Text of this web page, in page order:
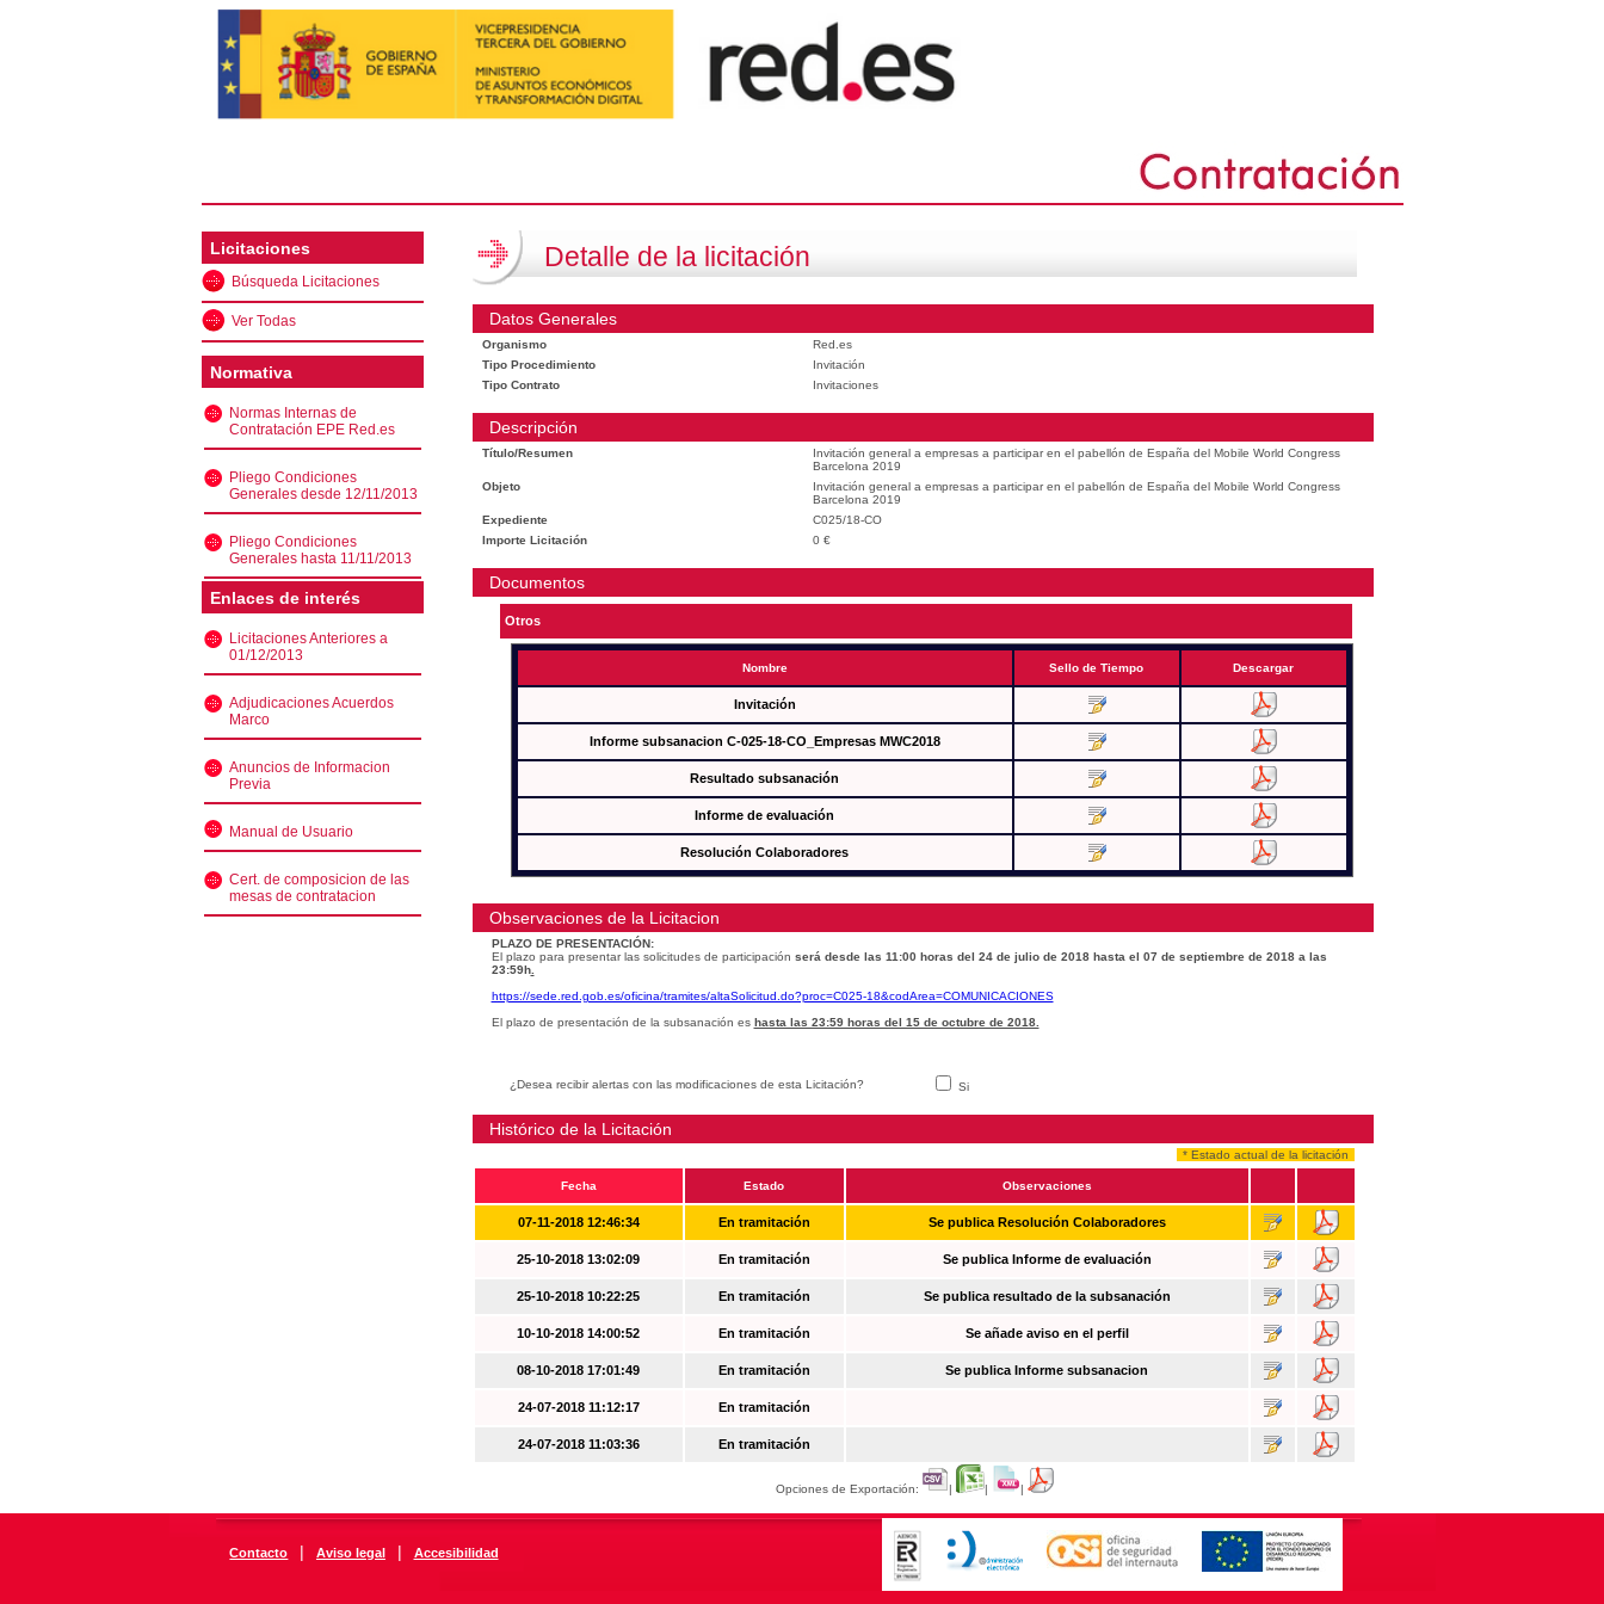
Licitaciones
Búsqueda Licitaciones
Ver Todas
Normativa
Normas Internas de
Contratación EPE Red.es
Pliego Condiciones
Generales desde 12/11/2013
Pliego Condiciones
Generales hasta 11/11/2013
Enlaces de interés
Licitaciones Anteriores a
01/12/2013
Adjudicaciones Acuerdos
Marco
Anuncios de Informacion
Previa
Manual de Usuario
Cert. de composicion de las
mesas de contratacion
Detalle de la licitación
Datos Generales
Organismo
Red.es
Tipo Procedimiento
Invitación
Tipo Contrato
Invitaciones
Descripción
Título/Resumen
Invitación general a empresas a participar en el pabellón de España del Mobile World Congress
Barcelona 2019
Objeto
Invitación general a empresas a participar en el pabellón de España del Mobile World Congress
Barcelona 2019
Expediente
C025/18-CO
Importe Licitación
0 €
Documentos
Otros
Nombre Sello de Tiempo Descargar
Invitación
Informe subsanacion C-025-18-CO_Empresas MWC2018
Resultado subsanación
Informe de evaluación
Resolución Colaboradores
Observaciones de la Licitacion
PLAZO DE PRESENTACIÓN:
El plazo para presentar las solicitudes de participación será desde las 11:00 horas del 24 de julio de 2018 hasta el 07 de septiembre de 2018 a las
23:59h.
https://sede.red.gob.es/oficina/tramites/altaSolicitud.do?proc=C025-18&codArea=COMUNICACIONES
El plazo de presentación de la subsanación es hasta las 23:59 horas del 15 de octubre de 2018.
¿Desea recibir alertas con las modificaciones de esta Licitación? Si
Histórico de la Licitación
* Estado actual de la licitación
Fecha Estado Observaciones
07-11-2018 12:46:34 En tramitación Se publica Resolución Colaboradores
25-10-2018 13:02:09 En tramitación Se publica Informe de evaluación
25-10-2018 10:22:25 En tramitación Se publica resultado de la subsanación
10-10-2018 14:00:52 En tramitación Se añade aviso en el perfil
08-10-2018 17:01:49 En tramitación Se publica Informe subsanacion
24-07-2018 11:12:17 En tramitación
24-07-2018 11:03:36 En tramitación
Opciones de Exportación: | | |
Contacto | Aviso legal | Accesibilidad